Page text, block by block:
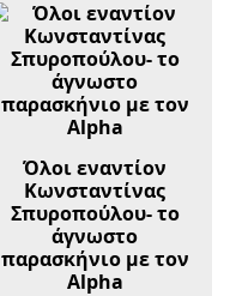
Όλοι εναντίον
Κωνσταντίνας
Σπυροπούλου- το
άγνωστο
παρασκήνιο με τον
Alpha